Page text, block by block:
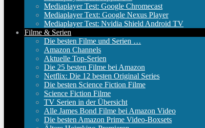
Mediaplayer Test: Google Chromecast
Mediaplayer Text: Google Nexus Player
Mediaplayer Test: Nvidia Shield Android TV
Filme & Serien
Die besten Filme und Serien …
Amazon Channels
Aktuelle Top-Serien
Die 25 besten Filme bei Amazon
Netflix: Die 12 besten Original Series
Die besten Science Fiction Filme
Science Fiction Filme
TV Serien in der Übersicht
Alle James Bond Filme bei Amazon Video
Die besten Amazon Prime Video-Boxsets